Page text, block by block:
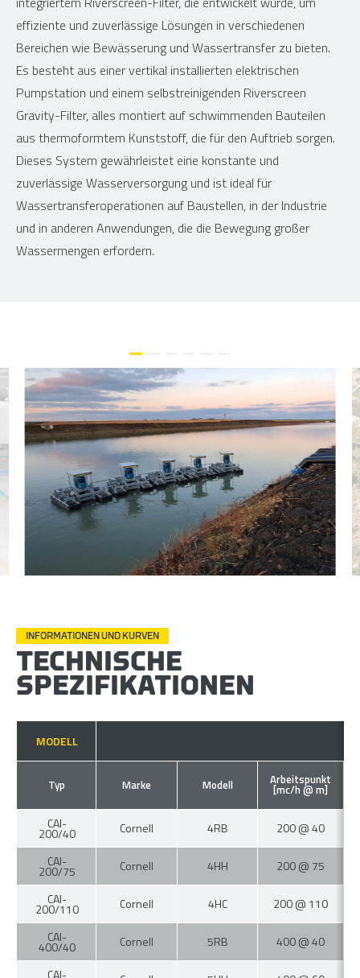
effiziente und zuverlässige Lösungen in verschiedenen
Bereichen wie Bewässerung und Wassertransfer zu bieten.
Es besteht aus einer vertikal installierten elektrischen
Pumpstation und einem selbstreinigenden Riverscreen
Gravity-Filter, alles montiert auf schwimmenden Bauteilen
aus thermoformtem Kunststoff, die für den Auftrieb sorgen.
Dieses System gewährleistet eine konstante und
zuverlässige Wasserversorgung und ist ideal für
Wassertransferoperationen auf Baustellen, in der Industrie
und in anderen Anwendungen, die die Bewegung großer
Wassermengen erfordern.
INFORMATIONEN UND KURVEN
TECHNISCHE
SPEZIFIKATIONEN
MODELL
Typ Marke Modell Arbeitspunkt
[mc/h @ m]
CAI-
200/40 Cornell 4RB
200 @ 40
CAI-
200/75 Cornell 4HH
200 @ 75
CAI-
200/110 Cornell 4HC
200 @ 110
CAI-
400/40 Cornell 5RB
400 @ 40
CAI-